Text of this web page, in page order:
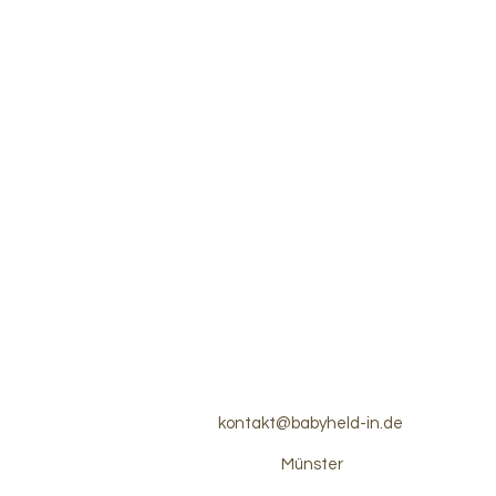
kontakt@babyheld-in.de
Münster